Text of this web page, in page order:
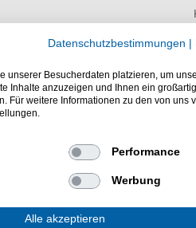
Shop
Datenschutzbestimmungen |
unserer Besucherdaten platzieren, um
Inhalte anzuzeigen und Ihnen ein
Für weitere Informationen zu den von uns
Performance
Werbung
Alle akzeptieren